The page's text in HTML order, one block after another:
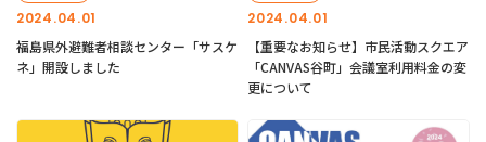
2024.04.01
福島県外避難者相談センター「サスケ
ネ」開設しました
2024.04.01
【重要なお知らせ】市民活動スクエア
「CANVAS谷町」会議室利用料金の変
更について